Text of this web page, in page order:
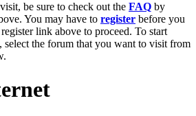
be sure to check out the FAQ by
You may have to register before you
link above to proceed. To start
select the forum that you want to visit from